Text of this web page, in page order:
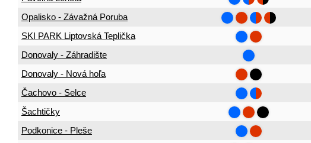
Opalisko - Závažná Poruba
SKI PARK Liptovská Teplička
Donovaly - Záhradište
Donovaly - Nová hoľa
Čachovo - Selce
Šachtičky
Podkonice - Pleše